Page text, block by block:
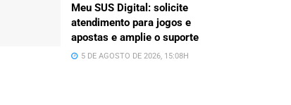
Meu SUS Digital: solicite
atendimento para jogos e
apostas e amplie o suporte
5 DE AGOSTO DE 2026, 15:08H